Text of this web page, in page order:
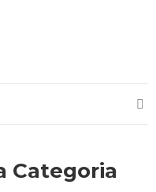
Categoria